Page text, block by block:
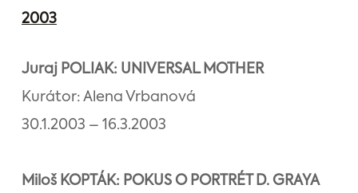
2003
Juraj POLIAK: UNIVERSAL MOTHER
Kurátor: Alena Vrbanová
30.1.2003 – 16.3.2003
Miloš KOPTÁK: POKUS O PORTRÉT D. GRAYA